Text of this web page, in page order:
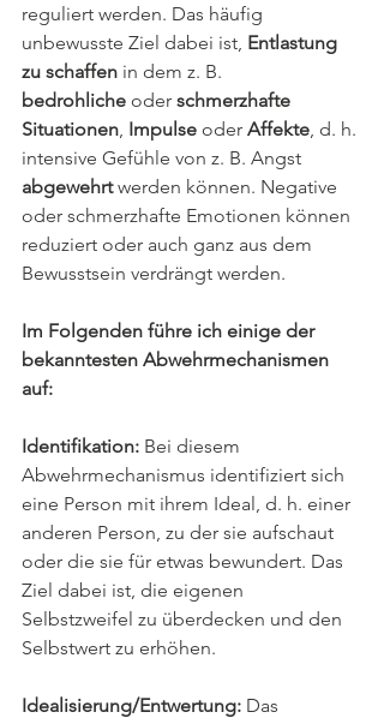
reguliert werden. Das häufig
unbewusste Ziel dabei ist, Entlastung
zu schaffen in dem z. B.
bedrohliche oder schmerzhafte
Situationen Impulse oder Affekte , d. h.
intensive Gefühle von z. B. Angst
abgewehrt werden können. Negative
oder schmerzhafte Emotionen können
reduziert oder auch ganz aus dem
Bewusstsein verdrängt werden.
Im Folgenden führe ich einige der
bekanntesten Abwehrmechanismen
auf:
Identifikation: Bei diesem
Abwehrmechanismus identifiziert sich
eine Person mit ihrem Ideal, d. h. einer
anderen Person, zu der sie aufschaut
oder die sie für etwas bewundert. Das
Ziel dabei ist, die eigenen
Selbstzweifel zu überdecken und den
Selbstwert zu erhöhen.
Idealisierung/Entwertung: Das